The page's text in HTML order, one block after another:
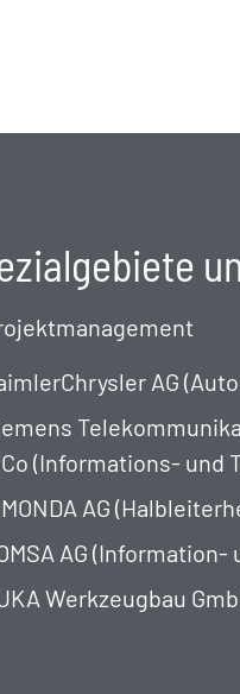
AG
(Informations- und
AG
AG
Werkzeugbau